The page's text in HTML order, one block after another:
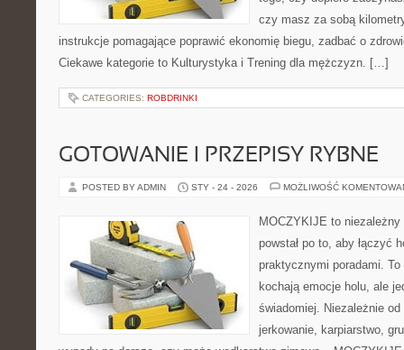
czy masz za sobą
instrukcje pomagające poprawić ekonomię biegu, zadbać o
Ciekawe kategorie to Kulturystyka i Trening dla mężczyzn. […]
CATEGORIES: ROBDRINKI
GOTOWANIE I PRZEPISY RYBNE
POSTED BY ADMIN STY - 24 - 2026 MOŻLIWOŚĆ
MOCZYKIJE to
powstał po to, aby łączyć
praktycznymi poradami.
kochają emocje holu, ale
świadomiej. Niezależnie
jerkowanie, karpiarstwo,